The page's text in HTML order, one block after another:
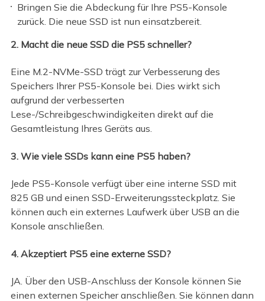
Bringen Sie die Abdeckung für Ihre PS5-Konsole
zurück. Die neue SSD ist nun einsatzbereit.
2. Macht die neue SSD die PS5 schneller?
Eine M.2-NVMe-SSD trägt zur Verbesserung des
Speichers Ihrer PS5-Konsole bei. Dies wirkt sich
aufgrund der verbesserten
Lese-/Schreibgeschwindigkeiten direkt auf die
Gesamtleistung Ihres Geräts aus.
3. Wie viele SSDs kann eine PS5 haben?
Jede PS5-Konsole verfügt über eine interne SSD mit
825 GB und einen SSD-Erweiterungssteckplatz. Sie
können auch ein externes Laufwerk über USB an die
Konsole anschließen.
4. Akzeptiert PS5 eine externe SSD?
JA. Über den USB-Anschluss der Konsole können Sie
einen externen Speicher anschließen. Sie können dann